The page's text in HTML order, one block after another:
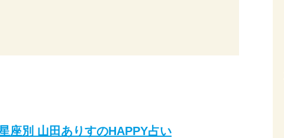
別 山田ありすのHAPPY占い